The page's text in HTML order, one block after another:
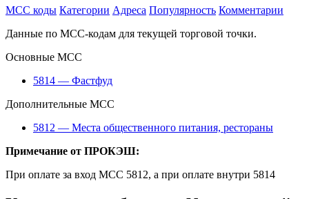
MCC коды Категории Адреса Популярность Комментарии
Данные по MCC-кодам для текущей торговой точки.
Основные MCC
5814 — Фастфуд
Дополнительные MCC
5812 — Места общественного питания, рестораны
Примечание от ПРОКЭШ:
При оплате за вход MCC 5812, а при оплате внутри 5814